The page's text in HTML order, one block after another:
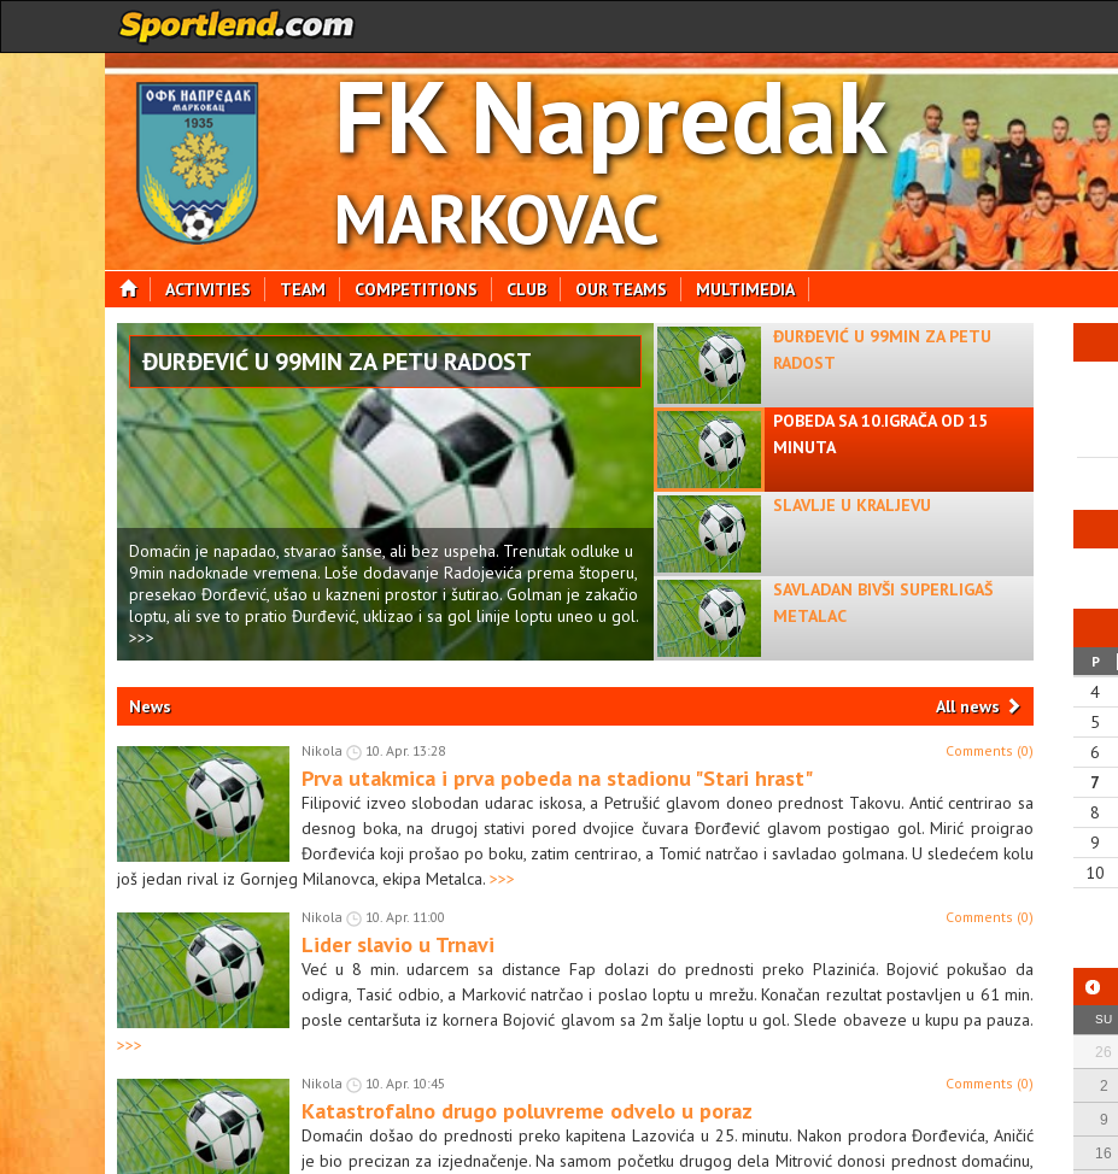
FK Napredak
MARKOVAC
ACTIVITIES TEAM COMPETITIONS CLUB OUR TEAMS MULTIMEDIA
ĐURĐEVIĆ U 99MIN ZA PETU RADOST
Domaćin je napadao, stvarao šanse, ali bez uspeha. Trenutak odluke u
9min nadoknade vremena. Loše dodavanje Radojevića prema štoperu,
presekao Đorđević, ušao u kazneni prostor i šutirao. Golman je zakačio
loptu, ali sve to pratio Đurđević, uklizao i sa gol linije loptu uneo u gol.
>>>
ĐURĐEVIĆ U 99MIN ZA PETU
RADOST
POBEDA SA 10.IGRAČA OD 15
MINUTA
SLAVLJE U KRALJEVU
SAVLADAN BIVŠI SUPERLIGAŠ
METALAC
News All news
Nikola 10. Apr. 13:28 Comments (0)
Prva utakmica i prva pobeda na stadionu "Stari hrast"
Filipović izveo slobodan udarac iskosa, a Petrušić glavom doneo prednost Takovu. Antić centrirao sa
desnog boka, na drugoj stativi pored dvojice čuvara Đorđević glavom postigao gol. Mirić proigrao
Đorđevića koji prošao po boku, zatim centrirao, a Tomić natrčao i savladao golmana. U sledećem kolu
još jedan rival iz Gornjeg Milanovca, ekipa Metalca. >>>
Nikola 10. Apr. 11:00 Comments (0)
Lider slavio u Trnavi
Već u 8 min. udarcem sa distance Fap dolazi do prednosti preko Plazinića. Bojović pokušao da
odigra, Tasić odbio, a Marković natrčao i poslao loptu u mrežu. Konačan rezultat postavljen u 61 min.
posle centaršuta iz kornera Bojović glavom sa 2m šalje loptu u gol. Slede obaveze u kupu pa pauza.
>>>
Nikola 10. Apr. 10:45 Comments (0)
Katastrofalno drugo poluvreme odvelo u poraz
Domaćin došao do prednosti preko kapitena Lazovića u 25. minutu. Nakon prodora Đorđevića, Aničić
je bio precizan za izjednačenje. Na samom početku drugog dela Mitrović donosi prednost domaćinu,
P
4
5
6
7
8
9
10
SU
26
2
9
16